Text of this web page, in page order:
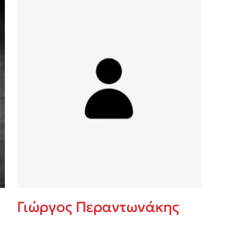
Γιώργος Περαντωνάκης